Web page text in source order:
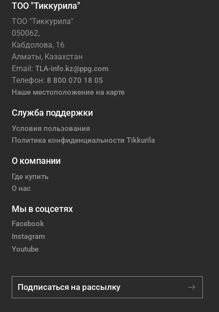
ТОО "Тиккурила"
ТОО "Тиккурила"
050062,
Кабдолова, 16
Алматы, Казахстан
Email: TLA-info.kz@ppg.com
Телефон: 8 800 070 18 05
Наше местоположение на карте
Служба поддержки
Условия пользования
Политика конфиденциальности Tikkurila
О компании
Где купить
О нас
Мы в соцсетях
Facebook
Instagram
Youtube
Подписаться на рассылку